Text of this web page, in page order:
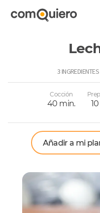
3
Cocción
40 min.
Añadir a mi